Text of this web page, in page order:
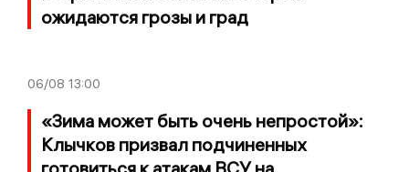
ожидаются грозы и град
06/08 13:00
«Зима может быть очень непростой»:
Клычков призвал подчиненных